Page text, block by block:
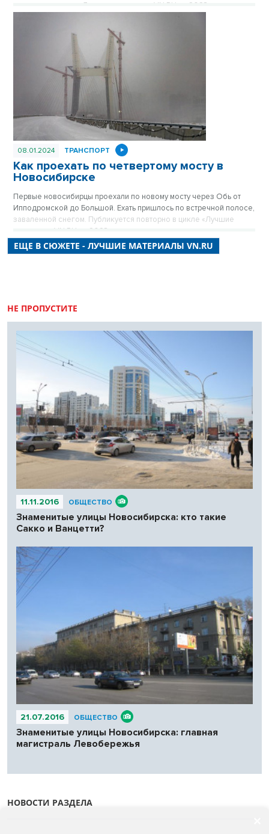
повторно в цикле «Лучшие материалы VN.RU за 2023 год».
08.01.2024 ТРАНСПОРТ
Как проехать по четвертому мосту в
Новосибирске
Первые новосибирцы проехали по новому мосту через Обь от
Ипподромской до Большой. Ехать пришлось по встречной полосе,
заваленной снегом. Публикуется повторно в цикле «Лучшие
материалы VN.RU за 2023 год».
ЕЩЕ В СЮЖЕТЕ - ЛУЧШИЕ МАТЕРИАЛЫ VN.RU
НЕ ПРОПУСТИТЕ
11.11.2016 ОБЩЕСТВО
Знаменитые улицы Новосибирска: кто такие
Сакко и Ванцетти?
21.07.2016 ОБЩЕСТВО
Знаменитые улицы Новосибирска: главная
магистраль Левобережья
НОВОСТИ РАЗДЕЛА